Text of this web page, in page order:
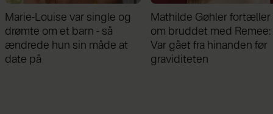
Mathilde Gøhler fortæller
om bruddet med Remee:
Var gået fra hinanden før
graviditeten
Afslører familieforøgelse:
Philine Roepstorff og
Bruun Larsen venter barn
nummer to